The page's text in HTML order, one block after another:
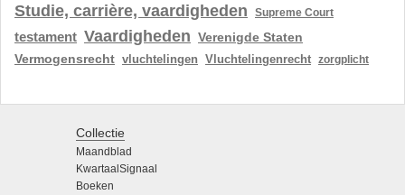
Studie, carrière, vaardigheden Supreme Court
testament Vaardigheden Verenigde Staten
Vermogensrecht vluchtelingen Vluchtelingenrecht zorgplicht
Collectie
Maandblad
KwartaalSignaal
Boeken